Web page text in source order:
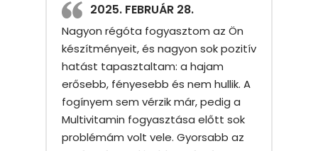
2025. FEBRUÁR 28.
Nagyon régóta fogyasztom az Ön
készítményeit, és nagyon sok pozitív
hatást tapasztaltam: a hajam
erősebb, fényesebb és nem hullik. A
fogínyem sem vérzik már, pedig a
Multivitamin fogyasztása előtt sok
problémám volt vele. Gyorsabb az